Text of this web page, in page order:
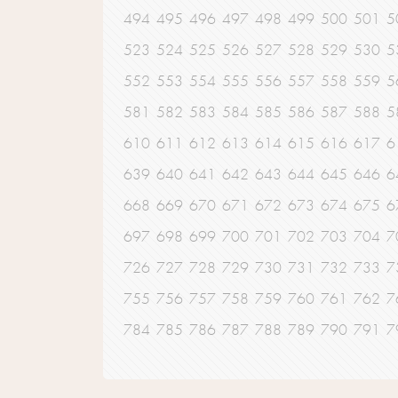
494 495 496 497 498 499 500 501
523 524 525 526 527 528 529 530
552 553 554 555 556 557 558 559
581 582 583 584 585 586 587 588
610 611 612 613 614 615 616 617
639 640 641 642 643 644 645 646
668 669 670 671 672 673 674 675
697 698 699 700 701 702 703 704
726 727 728 729 730 731 732 733
755 756 757 758 759 760 761 762
784 785 786 787 788 789 790 791